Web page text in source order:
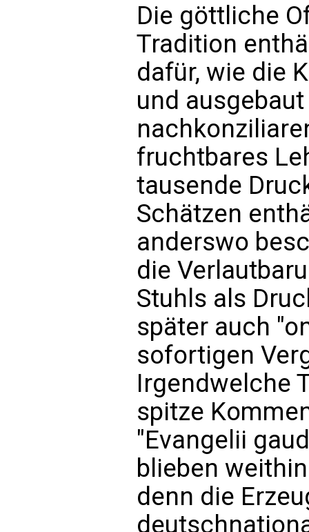
Die göttliche
Tradition
dafür, wie die
und
fruchtbares
tausende
Schätzen
anderswo
die
Stuhls als
später auch
sofortigen
Irgendwelche
spitze
"Evangelii
blieben
denn die